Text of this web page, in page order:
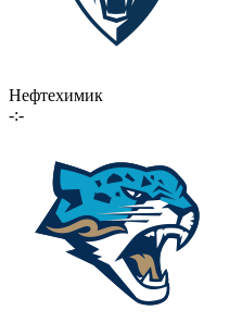
Нефтехимик
-:-